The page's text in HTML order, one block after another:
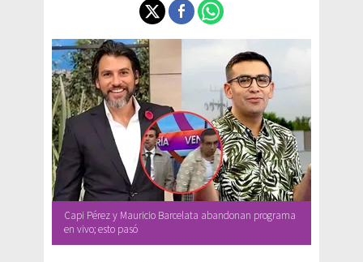
Capi Pérez y Mauricio Barcelata abandonan programa
en vivo; esto pasó